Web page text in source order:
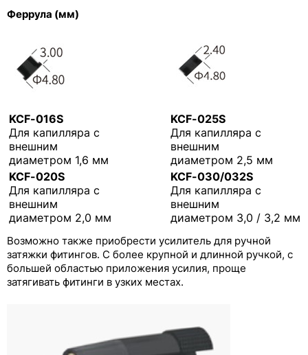
Феррула (мм)
KCF-016S
Для капилляра с
внешним
диаметром 1,6 мм
KCF-025S
Для капилляра с
внешним
диаметром 2,5 мм
KCF-020S
Для капилляра с
внешним
диаметром 2,0 мм
KCF-030/032S
Для капилляра с
внешним
диаметром 3,0 / 3,2 мм
Возможно также приобрести усилитель для ручной
затяжки фитингов. С более крупной и длинной ручкой, с
большей областью приложения усилия, проще
затягивать фитинги в узких местах.